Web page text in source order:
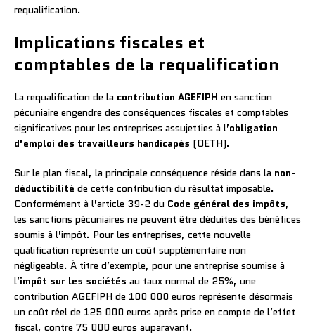
requalification.
Implications fiscales et
comptables de la requalification
La requalification de la contribution AGEFIPH en sanction
pécuniaire engendre des conséquences fiscales et comptables
significatives pour les entreprises assujetties à l’obligation
d’emploi des travailleurs handicapés (OETH).
Sur le plan fiscal, la principale conséquence réside dans la non-
déductibilité de cette contribution du résultat imposable.
Conformément à l’article 39-2 du Code général des impôts,
les sanctions pécuniaires ne peuvent être déduites des bénéfices
soumis à l’impôt. Pour les entreprises, cette nouvelle
qualification représente un coût supplémentaire non
négligeable. À titre d’exemple, pour une entreprise soumise à
l’impôt sur les sociétés au taux normal de 25%, une
contribution AGEFIPH de 100 000 euros représente désormais
un coût réel de 125 000 euros après prise en compte de l’effet
fiscal, contre 75 000 euros auparavant.